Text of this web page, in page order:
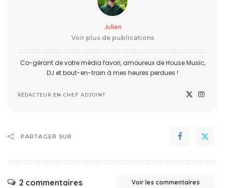
Julien
Voir plus de publications
Co-gérant de votre média favori, amoureux de House Music,
DJ et bout-en-train à mes heures perdues !
RÉDACTEUR EN CHEF ADJOINT
PARTAGER SUR
2 commentaires Voir les commentaires